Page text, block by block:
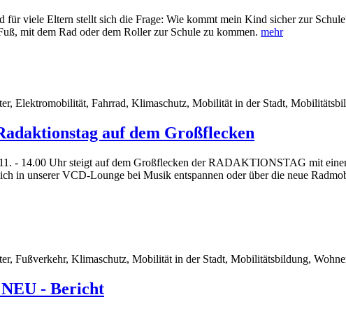
für viele Eltern stellt sich die Frage: Wie kommt mein Kind sicher zur
mit dem Rad oder dem Roller zur Schule zu kommen. mehr
Elektromobilität, Fahrrad, Klimaschutz, Mobilität in der Stadt,
auf dem Großflecken
- 14.00 Uhr steigt auf dem Großflecken der RADAKTIONSTAG mit
in unserer VCD-Lounge bei Musik entspannen oder über die neue
Fußverkehr, Klimaschutz, Mobilität in der Stadt, Mobilitätsbildung,
- Bericht